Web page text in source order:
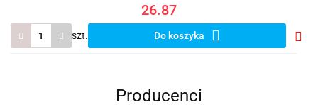
26.87
szt. Do koszyka
Producenci